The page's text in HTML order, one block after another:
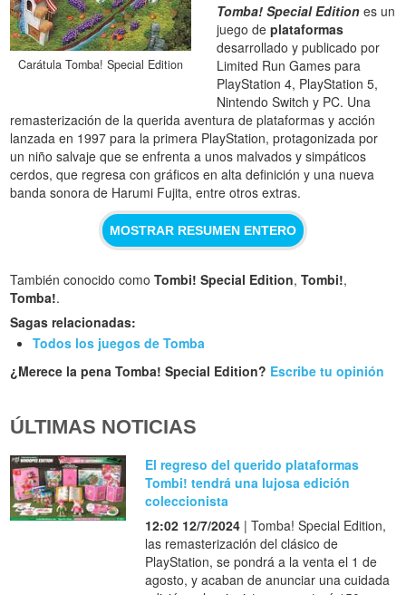
Carátula Tomba! Special Edition
Tomba! Special Edition es un
juego deplataformas
desarrollado y publicado por
Limited Run Games para
PlayStation 4, PlayStation 5,
Nintendo Switch y PC. Una
remasterización de la querida aventura de plataformas y acción
lanzada en 1997 para la primera PlayStation, protagonizada por
un niño salvaje que se enfrenta a unos malvados y simpáticos
cerdos, que regresa con gráficos en alta definición y una nueva
banda sonora de Harumi Fujita, entre otros extras.
MOSTRAR RESUMEN ENTERO
También conocido comoTombi! Special Edition,Tombi!,
Tomba!.
Sagas relacionadas:
Todos los juegos de Tomba
¿Merece la pena Tomba! Special Edition? Escribe tu opinión
ÚLTIMAS NOTICIAS
El regreso del querido plataformas
Tombi! tendrá una lujosa edición
coleccionista
12:02 12/7/2024 | Tomba! Special Edition,
las remasterización del clásico de
PlayStation, se pondrá a la venta el 1 de
agosto, y acaban de anunciar una cuidada